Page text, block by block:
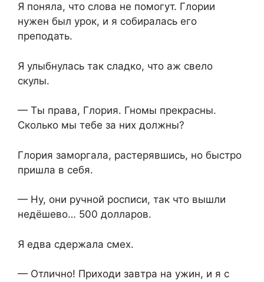
Я поняла, что слова не помогут. Глории
нужен был урок, и я собиралась его
преподать.
Я улыбнулась так сладко, что аж свело
скулы.
— Ты права, Глория. Гномы прекрасны.
Сколько мы тебе за них должны?
Глория заморгала, растерявшись, но быстро
пришла в себя.
— Ну, они ручной росписи, так что вышли
недёшево… 500 долларов.
Я едва сдержала смех.
— Отлично! Приходи завтра на ужин, и я с